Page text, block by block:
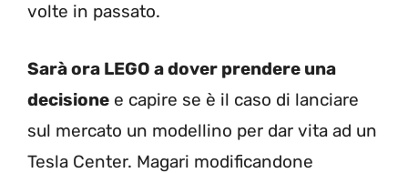
volte in passato.
Sarà ora LEGO a dover prendere una
decisione e capire se è il caso di lanciare
sul mercato un modellino per dar vita ad un
Tesla Center. Magari modificandone